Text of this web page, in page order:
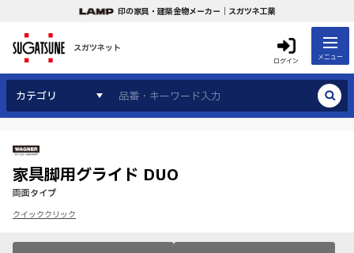
印の家具・建築金物メーカー｜スガツネ工業
スガツネット
ログイン メニュー
カテゴリ
家具脚用グライド DUO
両面タイプ
クイッククリック